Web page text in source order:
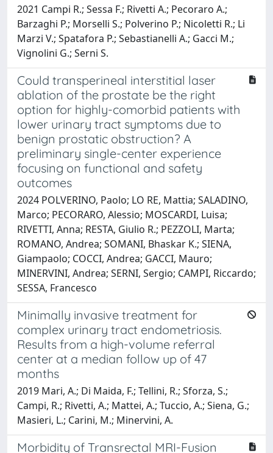
2021 Campi R.; Sessa F.; Rivetti A.; Pecoraro A.;
Barzaghi P.; Morselli S.; Polverino P.; Nicoletti R.; Li
Marzi V.; Spatafora P.; Sebastianelli A.; Gacci M.;
Vignolini G.; Serni S.
Could transperineal interstitial laser
ablation of the prostate be the right
option for highly-comorbid patients with
lower urinary tract symptoms due to
benign prostatic obstruction? A
preliminary single-center experience
focusing on functional and safety
outcomes
2024 POLVERINO, Paolo; LO RE, Mattia; SALADINO,
Marco; PECORARO, Alessio; MOSCARDI, Luisa;
RIVETTI, Anna; RESTA, Giulio R.; PEZZOLI, Marta;
ROMANO, Andrea; SOMANI, Bhaskar K.; SIENA,
Giampaolo; COCCI, Andrea; GACCI, Mauro;
MINERVINI, Andrea; SERNI, Sergio; CAMPI, Riccardo;
SESSA, Francesco
Minimally invasive treatment for
complex urinary tract endometriosis.
Results from a high-volume referral
center at a median follow up of 47
months
2019 Mari, A.; Di Maida, F.; Tellini, R.; Sforza, S.;
Campi, R.; Rivetti, A.; Mattei, A.; Tuccio, A.; Siena, G.;
Masieri, L.; Carini, M.; Minervini, A.
Morbidity of Transrectal MRI-Fusion